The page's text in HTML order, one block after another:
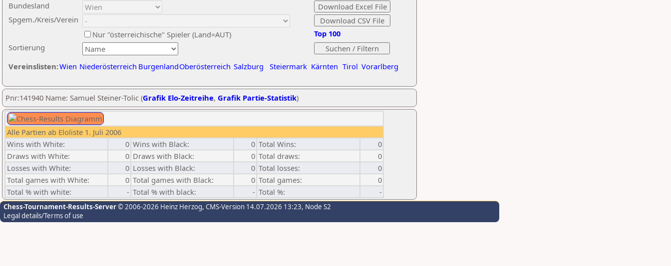
Sortierung
Bundesland
Spgem./Kreis/Verein
Nur "österreichische" Spieler (Land=AUT)
Vereinslisten:Wien Niederösterreich BurgenlandOberösterreich Salzburg Steiermark Kärnten Tirol Vorarlberg
Top 100
Pnr:141940 Name: Samuel Steiner-Tolic (Grafik Elo-Zeitreihe, Grafik Partie-Statistik)
Alle Partien ab Eloliste 1. Juli 2006
Wins with White:
0 Wins with Black: 0 Total Wins:
0
Draws with White:
0 Draws with Black: 0 Total draws:
0
Losses with White:
0 Losses with Black: 0 Total losses:
0
Total games with White:
0 Total games with Black: 0 Total games:
0
Total % with white:
- Total % with black: - Total %: -
Chess-Tournament-Results-Server© 2006-2026 Heinz Herzog, CMS-Version 14.07.2026 13:23, Node S2
Legal details/Terms of use